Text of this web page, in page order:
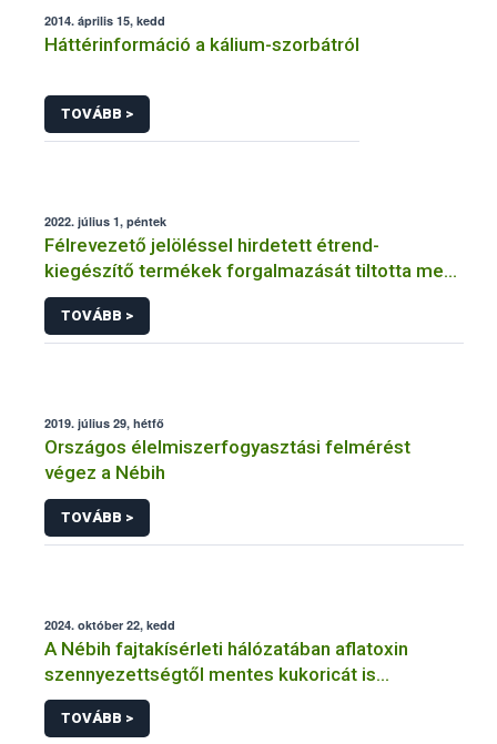
2014. április 15, kedd
Háttérinformáció a kálium-szorbátról
TOVÁBB >
2022. július 1, péntek
Félrevezető jelöléssel hirdetett étrend-
kiegészítő termékek forgalmazását tiltotta meg
a Nébih
TOVÁBB >
2019. július 29, hétfő
Országos élelmiszerfogyasztási felmérést
végez a Nébih
TOVÁBB >
2024. október 22, kedd
A Nébih fajtakísérleti hálózatában aflatoxin
szennyezettségtől mentes kukoricát is
termesztettek
TOVÁBB >